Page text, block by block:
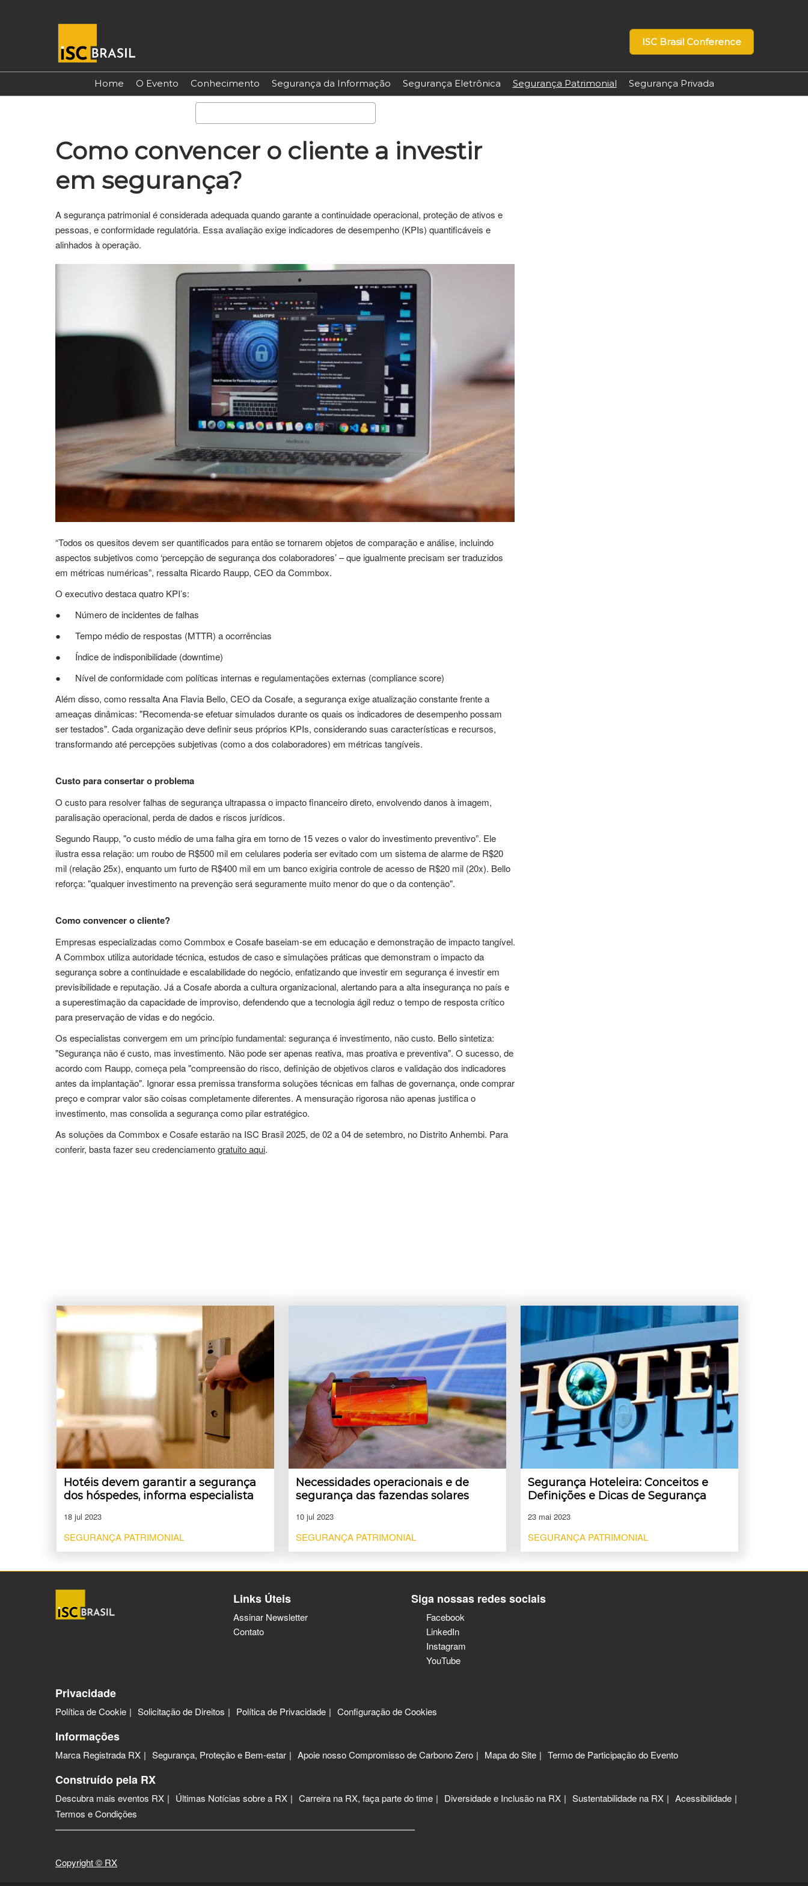
para
conteúdo
ISC Brasil Conference
Home O Evento Conhecimento Segurança da Informação Segurança Eletrônica Segurança Patrimonial Segurança Privada
Como convencer o cliente a investir
em segurança?
A segurança patrimonial é considerada adequada quando garante a continuidade operacional, proteção de ativos e
pessoas, e conformidade regulatória. Essa avaliação exige indicadores de desempenho (KPIs) quantificáveis e
alinhados à operação.
“Todos os quesitos devem ser quantificados para então se tornarem objetos de comparação e análise, incluindo
aspectos subjetivos como ‘percepção de segurança dos colaboradores’ – que igualmente precisam ser traduzidos
em métricas numéricas”, ressalta Ricardo Raupp, CEO da Commbox.
O executivo destaca quatro KPI’s:
● Número de incidentes de falhas
● Tempo médio de respostas (MTTR) a ocorrências
● Índice de indisponibilidade (downtime)
● Nível de conformidade com políticas internas e regulamentações externas (compliance score)
Além disso, como ressalta Ana Flavia Bello, CEO da Cosafe, a segurança exige atualização constante frente a
ameaças dinâmicas: "Recomenda-se efetuar simulados durante os quais os indicadores de desempenho possam
ser testados". Cada organização deve definir seus próprios KPIs, considerando suas características e recursos,
transformando até percepções subjetivas (como a dos colaboradores) em métricas tangíveis.
Custo para consertar o problema
O custo para resolver falhas de segurança ultrapassa o impacto financeiro direto, envolvendo danos à imagem,
paralisação operacional, perda de dados e riscos jurídicos.
Segundo Raupp, "o custo médio de uma falha gira em torno de 15 vezes o valor do investimento preventivo”. Ele
ilustra essa relação: um roubo de R$500 mil em celulares poderia ser evitado com um sistema de alarme de R$20
mil (relação 25x), enquanto um furto de R$400 mil em um banco exigiria controle de acesso de R$20 mil (20x). Bello
reforça: "qualquer investimento na prevenção será seguramente muito menor do que o da contenção".
Como convencer o cliente?
Empresas especializadas como Commbox e Cosafe baseiam-se em educação e demonstração de impacto tangível.
A Commbox utiliza autoridade técnica, estudos de caso e simulações práticas que demonstram o impacto da
segurança sobre a continuidade e escalabilidade do negócio, enfatizando que investir em segurança é investir em
previsibilidade e reputação. Já a Cosafe aborda a cultura organizacional, alertando para a alta insegurança no país e
a superestimação da capacidade de improviso, defendendo que a tecnologia ágil reduz o tempo de resposta crítico
para preservação de vidas e do negócio.
Os especialistas convergem em um princípio fundamental: segurança é investimento, não custo. Bello sintetiza:
"Segurança não é custo, mas investimento. Não pode ser apenas reativa, mas proativa e preventiva". O sucesso, de
acordo com Raupp, começa pela "compreensão do risco, definição de objetivos claros e validação dos indicadores
antes da implantação". Ignorar essa premissa transforma soluções técnicas em falhas de governança, onde comprar
preço e comprar valor são coisas completamente diferentes. A mensuração rigorosa não apenas justifica o
investimento, mas consolida a segurança como pilar estratégico.
As soluções da Commbox e Cosafe estarão na ISC Brasil 2025, de 02 a 04 de setembro, no Distrito Anhembi. Para
conferir, basta fazer seu credenciamentogratuito aqui.
Hotéis devem garantir a segurança
dos hóspedes, informa especialista
18 jul 2023
SEGURANÇA PATRIMONIAL
Necessidades operacionais e de
segurança das fazendas solares
10 jul 2023
SEGURANÇA PATRIMONIAL
Segurança Hoteleira: Conceitos e
Definições e Dicas de Segurança
23 mai 2023
SEGURANÇA PATRIMONIAL
Links Úteis
Assinar Newsletter
Contato
Siga nossas redes sociais
Facebook
LinkedIn
Instagram
YouTube
Privacidade
Política de Cookie Solicitação de Direitos Política de Privacidade Configuração de Cookies
Informações
Marca Registrada RX Segurança, Proteção e Bem-estar Apoie nosso Compromisso de Carbono Zero Mapa do Site Termo de Participação do Evento
Construído pela RX
Descubra mais eventos RX Últimas Notícias sobre a RX Carreira na RX, faça parte do time Diversidade e Inclusão na RX Sustentabilidade na RX
Acessibilidade
Termos e Condições
Copyright © RX